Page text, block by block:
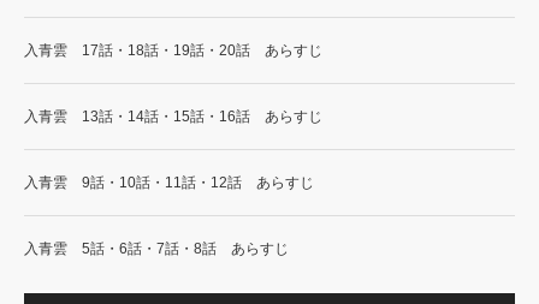
入青雲 17話・18話・19話・20話 あらすじ
入青雲 13話・14話・15話・16話 あらすじ
入青雲 9話・10話・11話・12話 あらすじ
入青雲 5話・6話・7話・8話 あらすじ